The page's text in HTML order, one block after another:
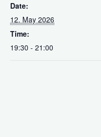
Date:
12. May 2026
Time:
19:30 - 21:00